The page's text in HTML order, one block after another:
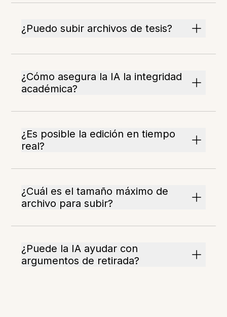
¿Puedo subir archivos de tesis?
¿Cómo asegura la IA la integridad
académica?
¿Es posible la edición en tiempo
real?
¿Cuál es el tamaño máximo de
archivo para subir?
¿Puede la IA ayudar con
argumentos de retirada?